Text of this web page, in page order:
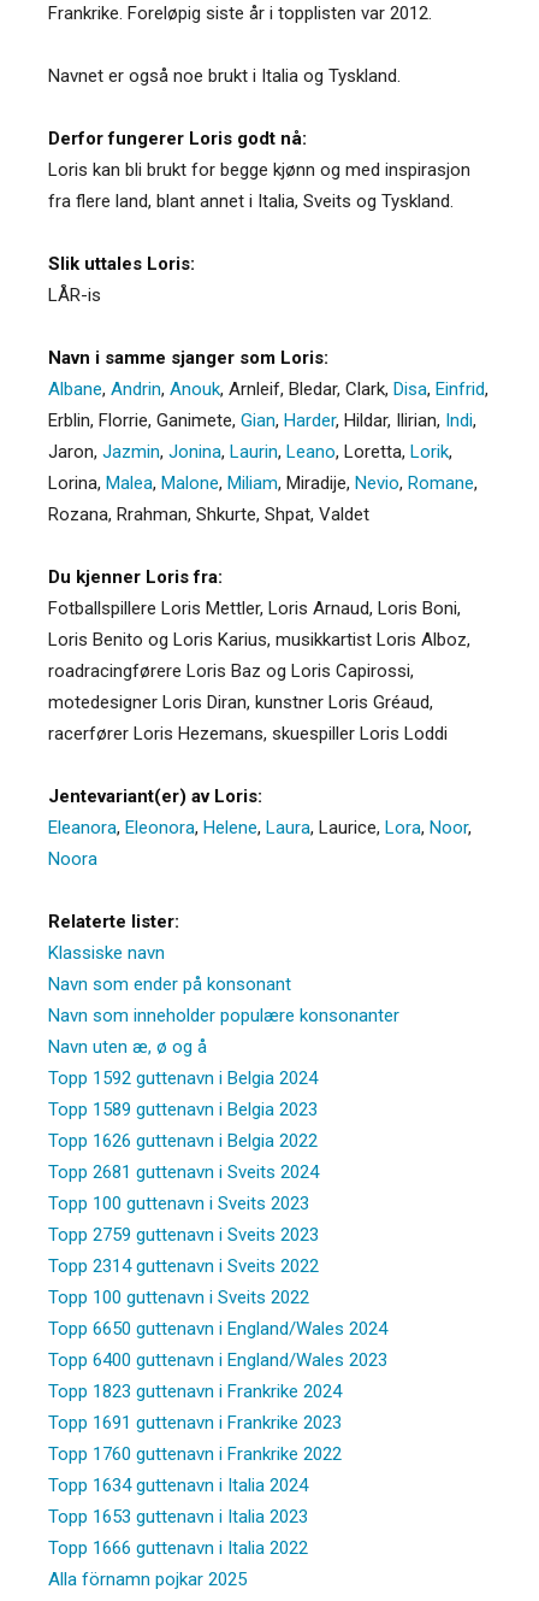
Frankrike. Foreløpig siste år i topplisten var 2012.
Navnet er også noe brukt i Italia og Tyskland.
Derfor fungerer Loris godt nå:
Loris kan bli brukt for begge kjønn og med inspirasjon
fra flere land, blant annet i Italia, Sveits og Tyskland.
Slik uttales Loris:
LÅR-is
Navn i samme sjanger som Loris:
Albane, Andrin, Anouk, Arnleif, Bledar, Clark, Disa, Einfrid,
Erblin, Florrie, Ganimete, Gian, Harder, Hildar, Ilirian, Indi,
Jaron, Jazmin, Jonina, Laurin, Leano, Loretta, Lorik,
Lorina, Malea, Malone, Miliam, Miradije, Nevio, Romane,
Rozana, Rrahman, Shkurte, Shpat, Valdet
Du kjenner Loris fra:
Fotballspillere Loris Mettler, Loris Arnaud, Loris Boni,
Loris Benito og Loris Karius, musikkartist Loris Alboz,
roadracingførere Loris Baz og Loris Capirossi,
motedesigner Loris Diran, kunstner Loris Gréaud,
racerfører Loris Hezemans, skuespiller Loris Loddi
Jentevariant(er) av Loris:
Eleanora, Eleonora, Helene, Laura, Laurice, Lora, Noor,
Noora
Relaterte lister:
Klassiske navn
Navn som ender på konsonant
Navn som inneholder populære konsonanter
Navn uten æ, ø og å
Topp 1592 guttenavn i Belgia 2024
Topp 1589 guttenavn i Belgia 2023
Topp 1626 guttenavn i Belgia 2022
Topp 2681 guttenavn i Sveits 2024
Topp 100 guttenavn i Sveits 2023
Topp 2759 guttenavn i Sveits 2023
Topp 2314 guttenavn i Sveits 2022
Topp 100 guttenavn i Sveits 2022
Topp 6650 guttenavn i England/Wales 2024
Topp 6400 guttenavn i England/Wales 2023
Topp 1823 guttenavn i Frankrike 2024
Topp 1691 guttenavn i Frankrike 2023
Topp 1760 guttenavn i Frankrike 2022
Topp 1634 guttenavn i Italia 2024
Topp 1653 guttenavn i Italia 2023
Topp 1666 guttenavn i Italia 2022
Alla förnamn pojkar 2025